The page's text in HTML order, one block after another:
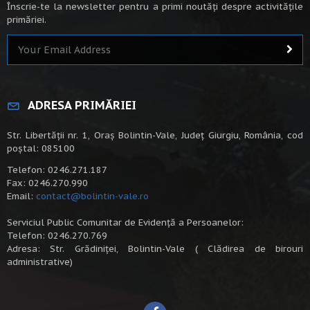
Înscrie-te la newsletter pentru a primi noutăți despre activitățile
primăriei.
ADRESA PRIMĂRIEI
Str. Libertății nr. 1, Oraș Bolintin-Vale, Județ Giurgiu, România, cod
poștal: 085100
Telefon: 0246.271.187
Fax: 0246.270.990
Email: contact@bolintin-vale.ro
Serviciul Public Comunitar de Evidență a Persoanelor:
Telefon: 0246.270.769
Adresa: Str. Grădiniței, Bolintin-Vale ( Clădirea de birouri
administrative)